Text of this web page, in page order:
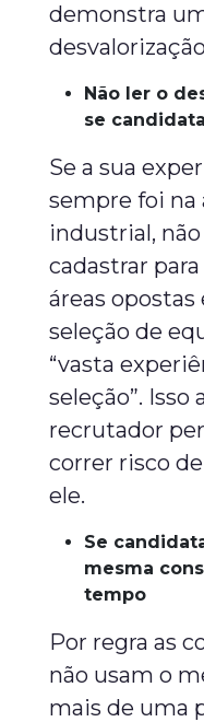
demonstra
Não ler o
se
Se a sua
sempre foi na
industrial,
cadastrar
áreas opostas
seleção de
“vasta
seleção”. Isso
recrutador
correr risco
ele.
Se
mesma
tempo
Por regra as
não usam o
mais de uma